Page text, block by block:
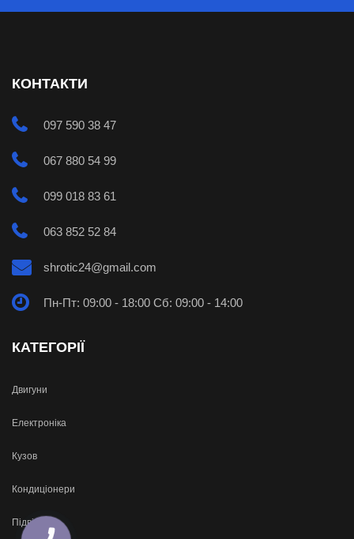
КОНТАКТИ
097 590 38 47
067 880 54 99
099 018 83 61
063 852 52 84
shrotic24@gmail.com
Пн-Пт: 09:00 - 18:00 Сб: 09:00 - 14:00
КАТЕГОРІЇ
Двигуни
Електроніка
Кузов
Кондиціонери
Підвіска